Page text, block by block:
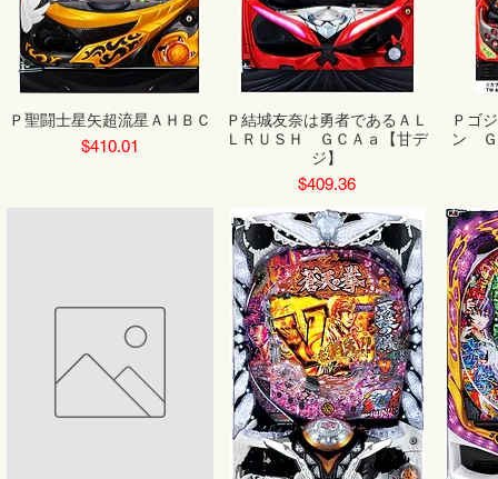
Ｐ聖闘士星矢超流星ＡＨＢＣ
Price
$410.01
Ｐ結城友奈は勇者であるＡＬ
ＬＲＵＳＨ ＧＣＡａ【甘デ
ジ】
Price
$409.36
Ｐゴ
ン Ｇ